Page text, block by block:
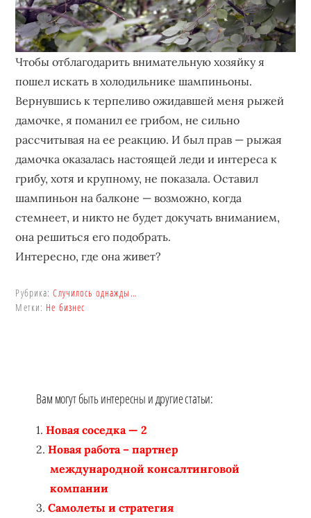
Чтобы отблагодарить внимательную хозяйку я
пошел искать в холодильнике шампиньоны.
Вернувшись к терпеливо ожидавшей меня рыжей
дамочке, я поманил ее грибом, не сильно
рассчитывая на ее реакцию. И был прав — рыжая
дамочка оказалась настоящей леди и интереса к
грибу, хотя и крупному, не показала. Оставил
шампиньон на балконе — возможно, когда
стемнеет, и никто не будет докучать вниманием,
она решиться его подобрать.
Интересно, где она живет?
Рубрика:Случилось однажды…
Метки: Не бизнес
Вам могут быть интересны и другие статьи:
Новая соседка — 2
Новая работа – партнер
международной консалтинговой
компании
Самолеты и стратегия